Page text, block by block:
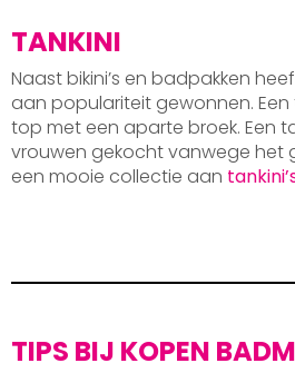
TANKINI
Naast bikini’s en badpakken
aan populariteit gewonnen. Een
top met een aparte broek. Een
vrouwen gekocht vanwege het
een mooie collectie aan
TIPS BIJ KOPEN